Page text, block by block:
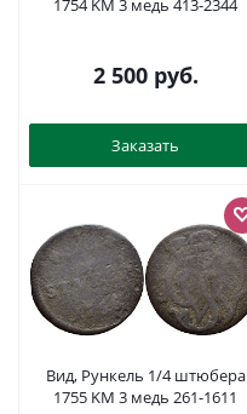
1754 KM 3 медь 413-2344
2 500руб.
Заказать
Вид, Рункель 1/4 штюбера
1755 KM 3 медь 261-1611